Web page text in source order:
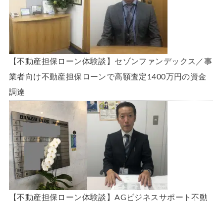
【不動産担保ローン体験談】セゾンファンデックス／事
業者向け不動産担保ローンで高額査定1400万円の資金
調達
【不動産担保ローン体験談】AGビジネスサポート不動